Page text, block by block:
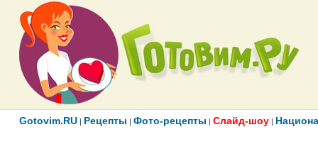
Gotovim.RU | Рецепты | Фото-рецепты | Слайд-шоу |